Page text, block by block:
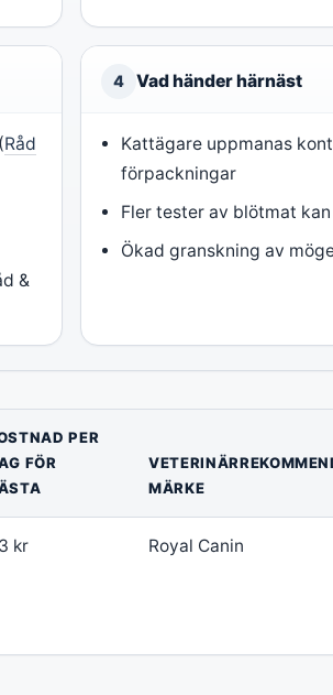
Råd
&
4 Vad händer härnäst
Kattägare uppmanas
förpackningar
Fler tester av blötmat
Ökad granskning av
PER
FÖR
MÄRKE
kr Royal Canin